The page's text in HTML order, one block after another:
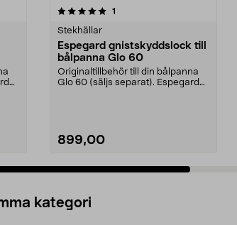
1
Stekhällar
Espegard gnistskyddslock till
bålpanna Glo 60
Originaltillbehör till din bålpanna
Glo 60 (säljs separat). Espegard
899,00
5.0av 5 stjärnor
kategori